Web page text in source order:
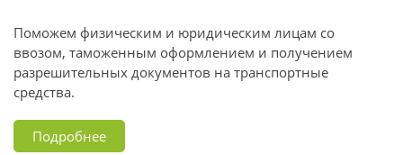
Поможем физическим и юридическим лицам со
ввозом, таможенным оформлением и получением
разрешительных документов на транспортные
средства.
Подробнее